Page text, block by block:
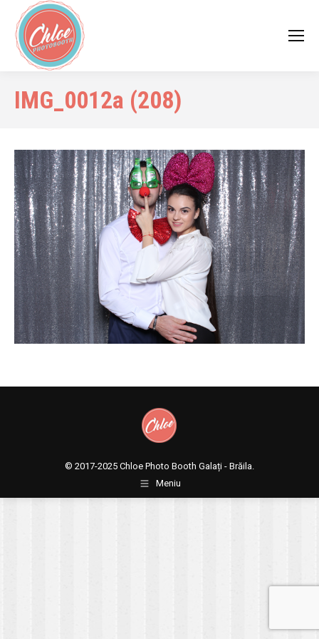
IMG_0012a (208)
© 2017-2025 Chloe Photo Booth Galați - Brăila.
Meniu